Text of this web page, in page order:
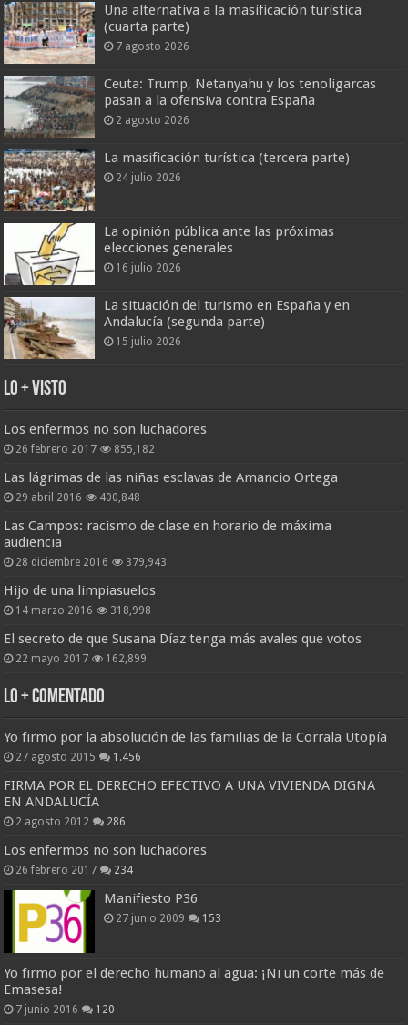
Una alternativa a la masificación turística
(cuarta parte)
7 agosto 2026
Ceuta: Trump, Netanyahu y los tenoligarcas
pasan a la ofensiva contra España
2 agosto 2026
La masificación turística (tercera parte)
24 julio 2026
La opinión pública ante las próximas
elecciones generales
16 julio 2026
La situación del turismo en España y en
Andalucía (segunda parte)
15 julio 2026
Lo + Visto
Los enfermos no son luchadores
26 febrero 2017 855,182
Las lágrimas de las niñas esclavas de Amancio Ortega
29 abril 2016 400,848
Las Campos: racismo de clase en horario de máxima
audiencia
28 diciembre 2016 379,943
Hijo de una limpiasuelos
14 marzo 2016 318,998
El secreto de que Susana Díaz tenga más avales que votos
22 mayo 2017 162,899
Lo + Comentado
Yo firmo por la absolución de las familias de la Corrala Utopía
27 agosto 2015 1.456
FIRMA POR EL DERECHO EFECTIVO A UNA VIVIENDA DIGNA
EN ANDALUCÍA
2 agosto 2012 286
Los enfermos no son luchadores
26 febrero 2017 234
Manifiesto P36
27 junio 2009 153
Yo firmo por el derecho humano al agua: ¡Ni un corte más de
Emasesa!
7 junio 2016 120